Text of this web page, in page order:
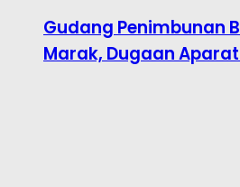
Gudang Penimbunan
Marak, Dugaan